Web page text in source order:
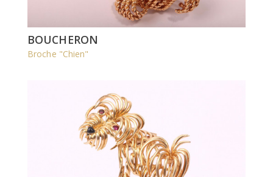
BOUCHERON
Broche "Chien"